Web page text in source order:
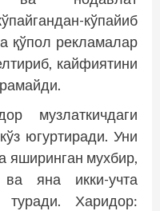
кўпайиб
қўпол рекламалар
кайфиятини
музлаткичдаги
югуртиради. Уни
яширинган мухбир,
яна икки-учта
туради. Харидор: